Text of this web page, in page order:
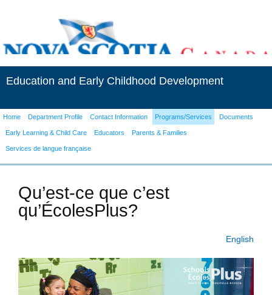
Education and Early Childhood Development
Home Department Profile Contact Information Programs/Services Documents
Early Learning & Child Care Educators Parents & Families
Services de langue française
Qu’est-ce que c’est
qu’ÉcolesPlus?
English